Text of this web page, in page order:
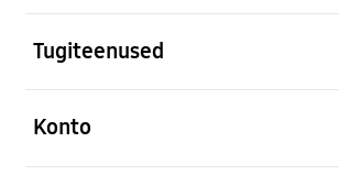
Tugiteenused
Konto